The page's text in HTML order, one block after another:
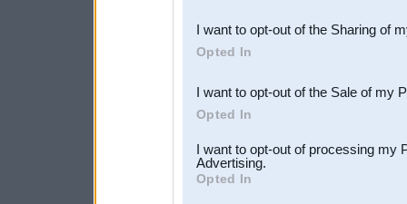
Downstream Participants
third parties.
I want to opt-out of the Sharing of
Opted In
I want to opt-out of the Sale of my
Opted In
I want to opt-out of processing my
Advertising.
Opted In